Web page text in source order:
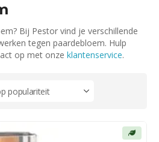
Bij Pestor vind je verschillende
tegen paardebloem. Hulp
op met onze klantenservice.